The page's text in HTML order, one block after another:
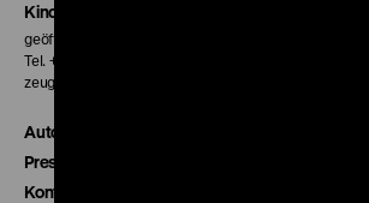
Kinokasse
geöffnet 30 Minuten vor Beginn der ersten Vorstellung
Tel. + 49 30 20304-770
zeughauskino@dhm.de
Autor*innen
Presse
Kontakt